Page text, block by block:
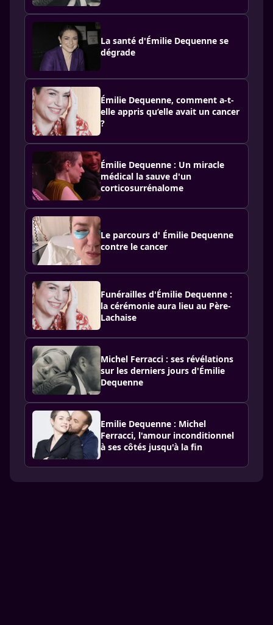
La santé d'Émilie Dequenne se
dégrade
Émilie Dequenne, comment a-t-
elle appris qu’elle avait un cancer
?
Émilie Dequenne : Un miracle
médical la sauve d'un
corticosurrénalome
Le parcours d' Émilie Dequenne
contre le cancer
Funérailles d'Émilie Dequenne :
la cérémonie aura lieu au Père-
Lachaise
Michel Ferracci : ses révélations
sur les derniers jours d'Émilie
Dequenne
Emilie Dequenne : Michel
Ferracci, l'amour inconditionnel
à ses côtés jusqu'à la fin